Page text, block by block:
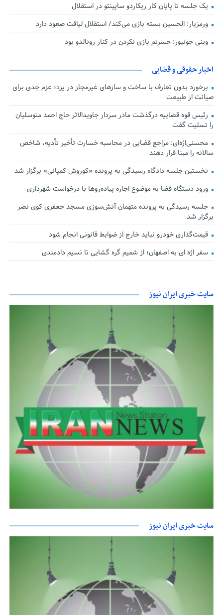
یک جلسه تا پایان کار ریکاردو ساپینتو در استقلال
ورمزیار: الحسین بسته بازی می‌کند/ استقلال لیاقت صعود دارد
وینی جونیور: حسرتم بازی نکردن در کنار رونالدو بود
اخبار حقوقی و قضایی
برخورد بدون تعارف با ساخت‌ و سازهای غیرمجاز در یزد؛ عزم جدی برای
صیانت از طبیعت
رئیس قوه قضاییه درگذشت مادر سردار جاویدالاثر حاج احمد متوسلیان
را تسلیت گفت
محسنی‌اژه‌ای: مراجع قضایی در محاسبه خسارت تأخیر تأدیه، شاخص
سالانه را مبنا قرار دهند
نخستین جلسه دادگاه رسیدگی به پرونده «کوروش کمپانی» برگزار شد
ورود دستگاه قضا به موضوع اجاره پیاده‌روها با درخواست شهرداری
جلسه رسیدگی به پرونده متهمان آتش‌سوزی مسجد جعفری کوی نصر
برگزار شد
قیمت‌گذاری خودرو نباید خارج از ضوابط قانونی انجام شود
سفر اژه ای به اصفهان؛ از شمیم گره گشایی تا نسیم دادمندی
سایت خبری ایران نیوز
سایت خبری ایران نیوز